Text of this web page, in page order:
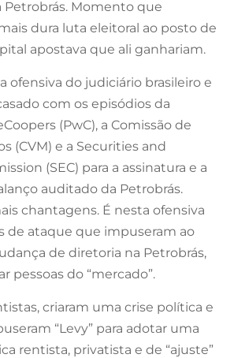
Petrobrás. Momento que
dura luta eleitoral ao posto de
apostava que ali ganhariam.
ofensiva do judiciário brasileiro e
com os episódios da
(PwC), a Comissão de
(CVM) e a Securities and
(SEC) para a assinatura e a
auditado da Petrobrás.
chantagens. É nesta ofensiva
de ataque que impuseram ao
de diretoria na Petrobrás,
pessoas do “mercado”.
criaram uma crise política e
“Levy” para adotar uma
rentista, privatista e de “ajuste”